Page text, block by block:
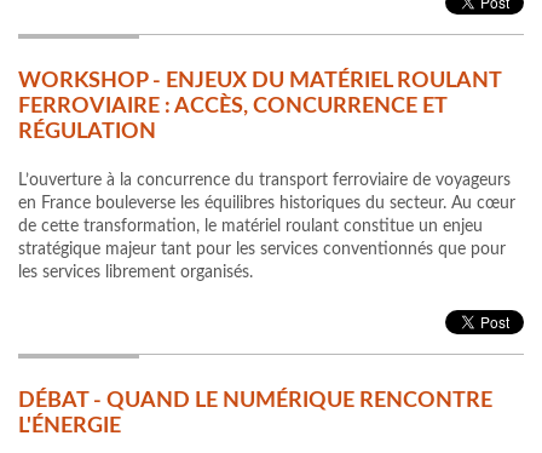
WORKSHOP - ENJEUX DU MATÉRIEL ROULANT
FERROVIAIRE : ACCÈS, CONCURRENCE ET
RÉGULATION
L’ouverture à la concurrence du transport ferroviaire de voyageurs
en France bouleverse les équilibres historiques du secteur. Au cœur
de cette transformation, le matériel roulant constitue un enjeu
stratégique majeur tant pour les services conventionnés que pour
les services librement organisés.
DÉBAT - QUAND LE NUMÉRIQUE RENCONTRE
L'ÉNERGIE